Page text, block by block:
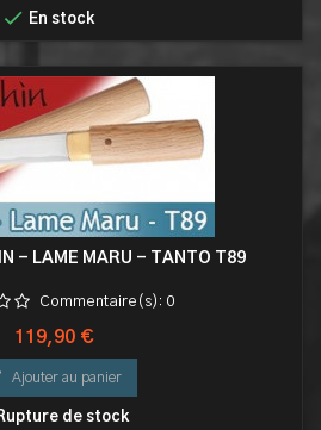
 En stock
- LAME MARU - TANTO T89
Commentaire(s): 0
Prix
119,90 €
Ajouter au panier
de stock